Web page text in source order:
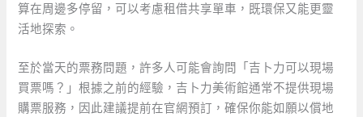
算在周邊多停留，可以考慮租借共享單車，既環保又能更靈
活地探索。
至於當天的票務問題，許多人可能會詢問「吉卜力可以現場
買票嗎？」根據之前的經驗，吉卜力美術館通常不提供現場
購票服務，因此建議提前在官網預訂，確保你能如願以償地